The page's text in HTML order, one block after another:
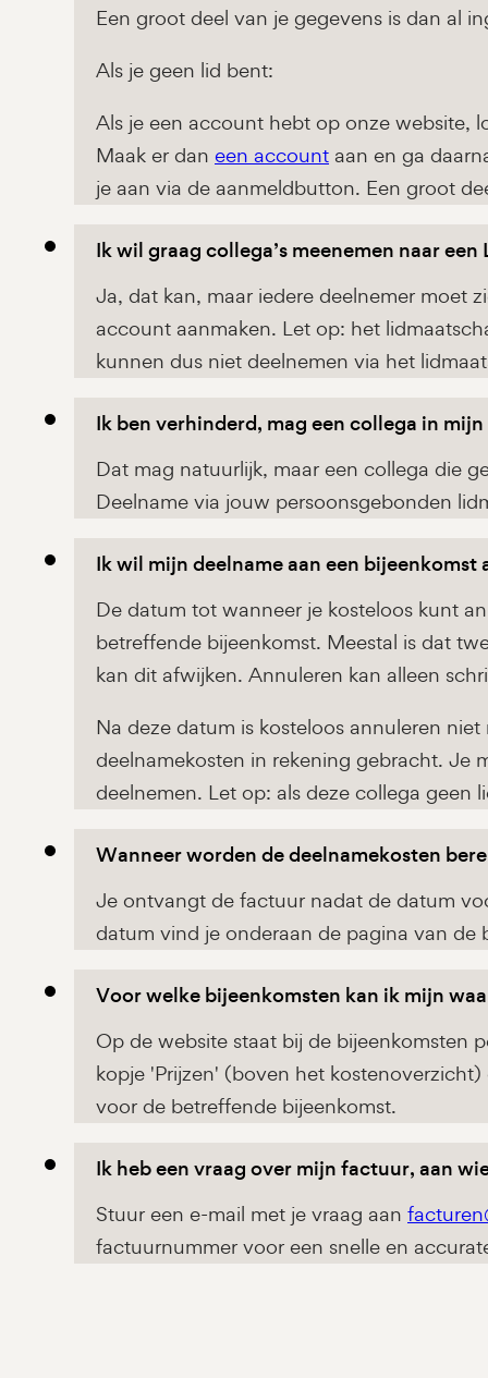
Een groot deel van je gegevens is dan al
Als je geen lid bent:
Als je een account hebt op onze website,
Maak er dan een account aan en ga
je aan via de aanmeldbutton. Een groot
Ik wil graag collega’s meenemen naar
Ja, dat kan, maar iedere deelnemer moet
account aanmaken. Let op: het
kunnen dus niet deelnemen via het
Ik ben verhinderd, mag een collega in
Dat mag natuurlijk, maar een collega die
Deelname via jouw persoonsgebonden
Ik wil mijn deelname aan een bijeenkomst
De datum tot wanneer je kosteloos kunt
betreffende bijeenkomst. Meestal is dat
kan dit afwijken. Annuleren kan alleen
Na deze datum is kosteloos annuleren
deelnamekosten in rekening gebracht. Je
deelnemen. Let op: als deze collega geen
Wanneer worden de deelnamekosten
Je ontvangt de factuur nadat de datum
datum vind je onderaan de pagina van de
Voor welke bijeenkomsten kan ik mijn
Op de website staat bij de bijeenkomsten
kopje 'Prijzen' (boven het
voor de betreffende bijeenkomst.
Ik heb een vraag over mijn factuur, aan
Stuur een e-mail met je vraag aan
factuurnummer voor een snelle en